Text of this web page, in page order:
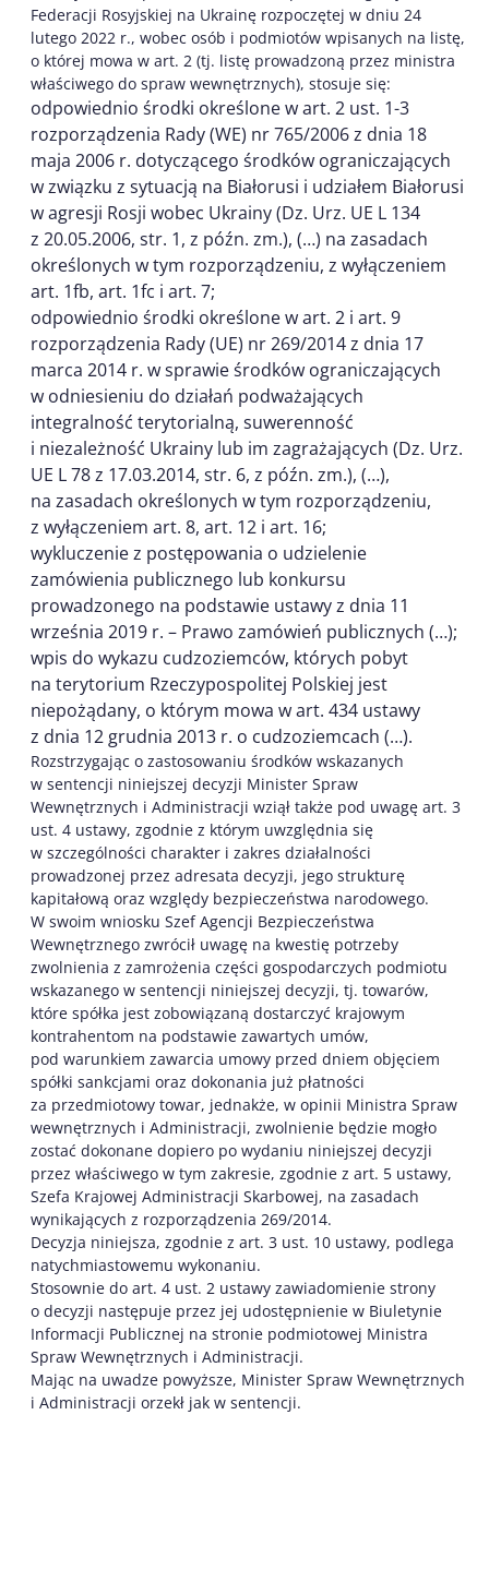
Federacji Rosyjskiej na Ukrainę rozpoczętej w dniu 24
lutego 2022 r., wobec osób i podmiotów wpisanych na listę,
o której mowa w art. 2 (tj. listę prowadzoną przez ministra
właściwego do spraw wewnętrznych), stosuje się:
odpowiednio środki określone w art. 2 ust. 1-3
rozporządzenia Rady (WE) nr 765/2006 z dnia 18
maja 2006 r. dotyczącego środków ograniczających
w związku z sytuacją na Białorusi i udziałem Białorusi
w agresji Rosji wobec Ukrainy (Dz. Urz. UE L 134
z 20.05.2006, str. 1, z późn. zm.), (…) na zasadach
określonych w tym rozporządzeniu, z wyłączeniem
art. 1fb, art. 1fc i art. 7;
odpowiednio środki określone w art. 2 i art. 9
rozporządzenia Rady (UE) nr 269/2014 z dnia 17
marca 2014 r. w sprawie środków ograniczających
w odniesieniu do działań podważających
integralność terytorialną, suwerenność
i niezależność Ukrainy lub im zagrażających (Dz. Urz.
UE L 78 z 17.03.2014, str. 6, z późn. zm.), (…),
na zasadach określonych w tym rozporządzeniu,
z wyłączeniem art. 8, art. 12 i art. 16;
wykluczenie z postępowania o udzielenie
zamówienia publicznego lub konkursu
prowadzonego na podstawie ustawy z dnia 11
września 2019 r. – Prawo zamówień publicznych (…);
wpis do wykazu cudzoziemców, których pobyt
na terytorium Rzeczypospolitej Polskiej jest
niepożądany, o którym mowa w art. 434 ustawy
z dnia 12 grudnia 2013 r. o cudzoziemcach (…).
Rozstrzygając o zastosowaniu środków wskazanych
w sentencji niniejszej decyzji Minister Spraw
Wewnętrznych i Administracji wziął także pod uwagę art. 3
ust. 4 ustawy, zgodnie z którym uwzględnia się
w szczególności charakter i zakres działalności
prowadzonej przez adresata decyzji, jego strukturę
kapitałową oraz względy bezpieczeństwa narodowego.
W swoim wniosku Szef Agencji Bezpieczeństwa
Wewnętrznego zwrócił uwagę na kwestię potrzeby
zwolnienia z zamrożenia części gospodarczych podmiotu
wskazanego w sentencji niniejszej decyzji, tj. towarów,
które spółka jest zobowiązaną dostarczyć krajowym
kontrahentom na podstawie zawartych umów,
pod warunkiem zawarcia umowy przed dniem objęciem
spółki sankcjami oraz dokonania już płatności
za przedmiotowy towar, jednakże, w opinii Ministra Spraw
wewnętrznych i Administracji, zwolnienie będzie mogło
zostać dokonane dopiero po wydaniu niniejszej decyzji
przez właściwego w tym zakresie, zgodnie z art. 5 ustawy,
Szefa Krajowej Administracji Skarbowej, na zasadach
wynikających z rozporządzenia 269/2014.
Decyzja niniejsza, zgodnie z art. 3 ust. 10 ustawy, podlega
natychmiastowemu wykonaniu.
Stosownie do art. 4 ust. 2 ustawy zawiadomienie strony
o decyzji następuje przez jej udostępnienie w Biuletynie
Informacji Publicznej na stronie podmiotowej Ministra
Spraw Wewnętrznych i Administracji.
Mając na uwadze powyższe, Minister Spraw Wewnętrznych
i Administracji orzekł jak w sentencji.